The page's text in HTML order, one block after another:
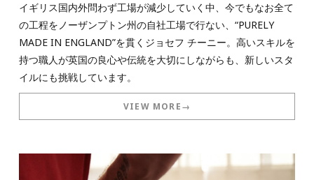
イギリス国内外問わず工場が減少していく中、今でもなお全て
の工程をノーザンプトン州の自社工場で行ない、“PURELY
MADE IN ENGLAND”を貫くジョセフ チーニー。高いスキルを
持つ職人が英国の良心や伝統を大切にしながらも、新しいスタ
イルにも挑戦しています。
VIEW MORE→